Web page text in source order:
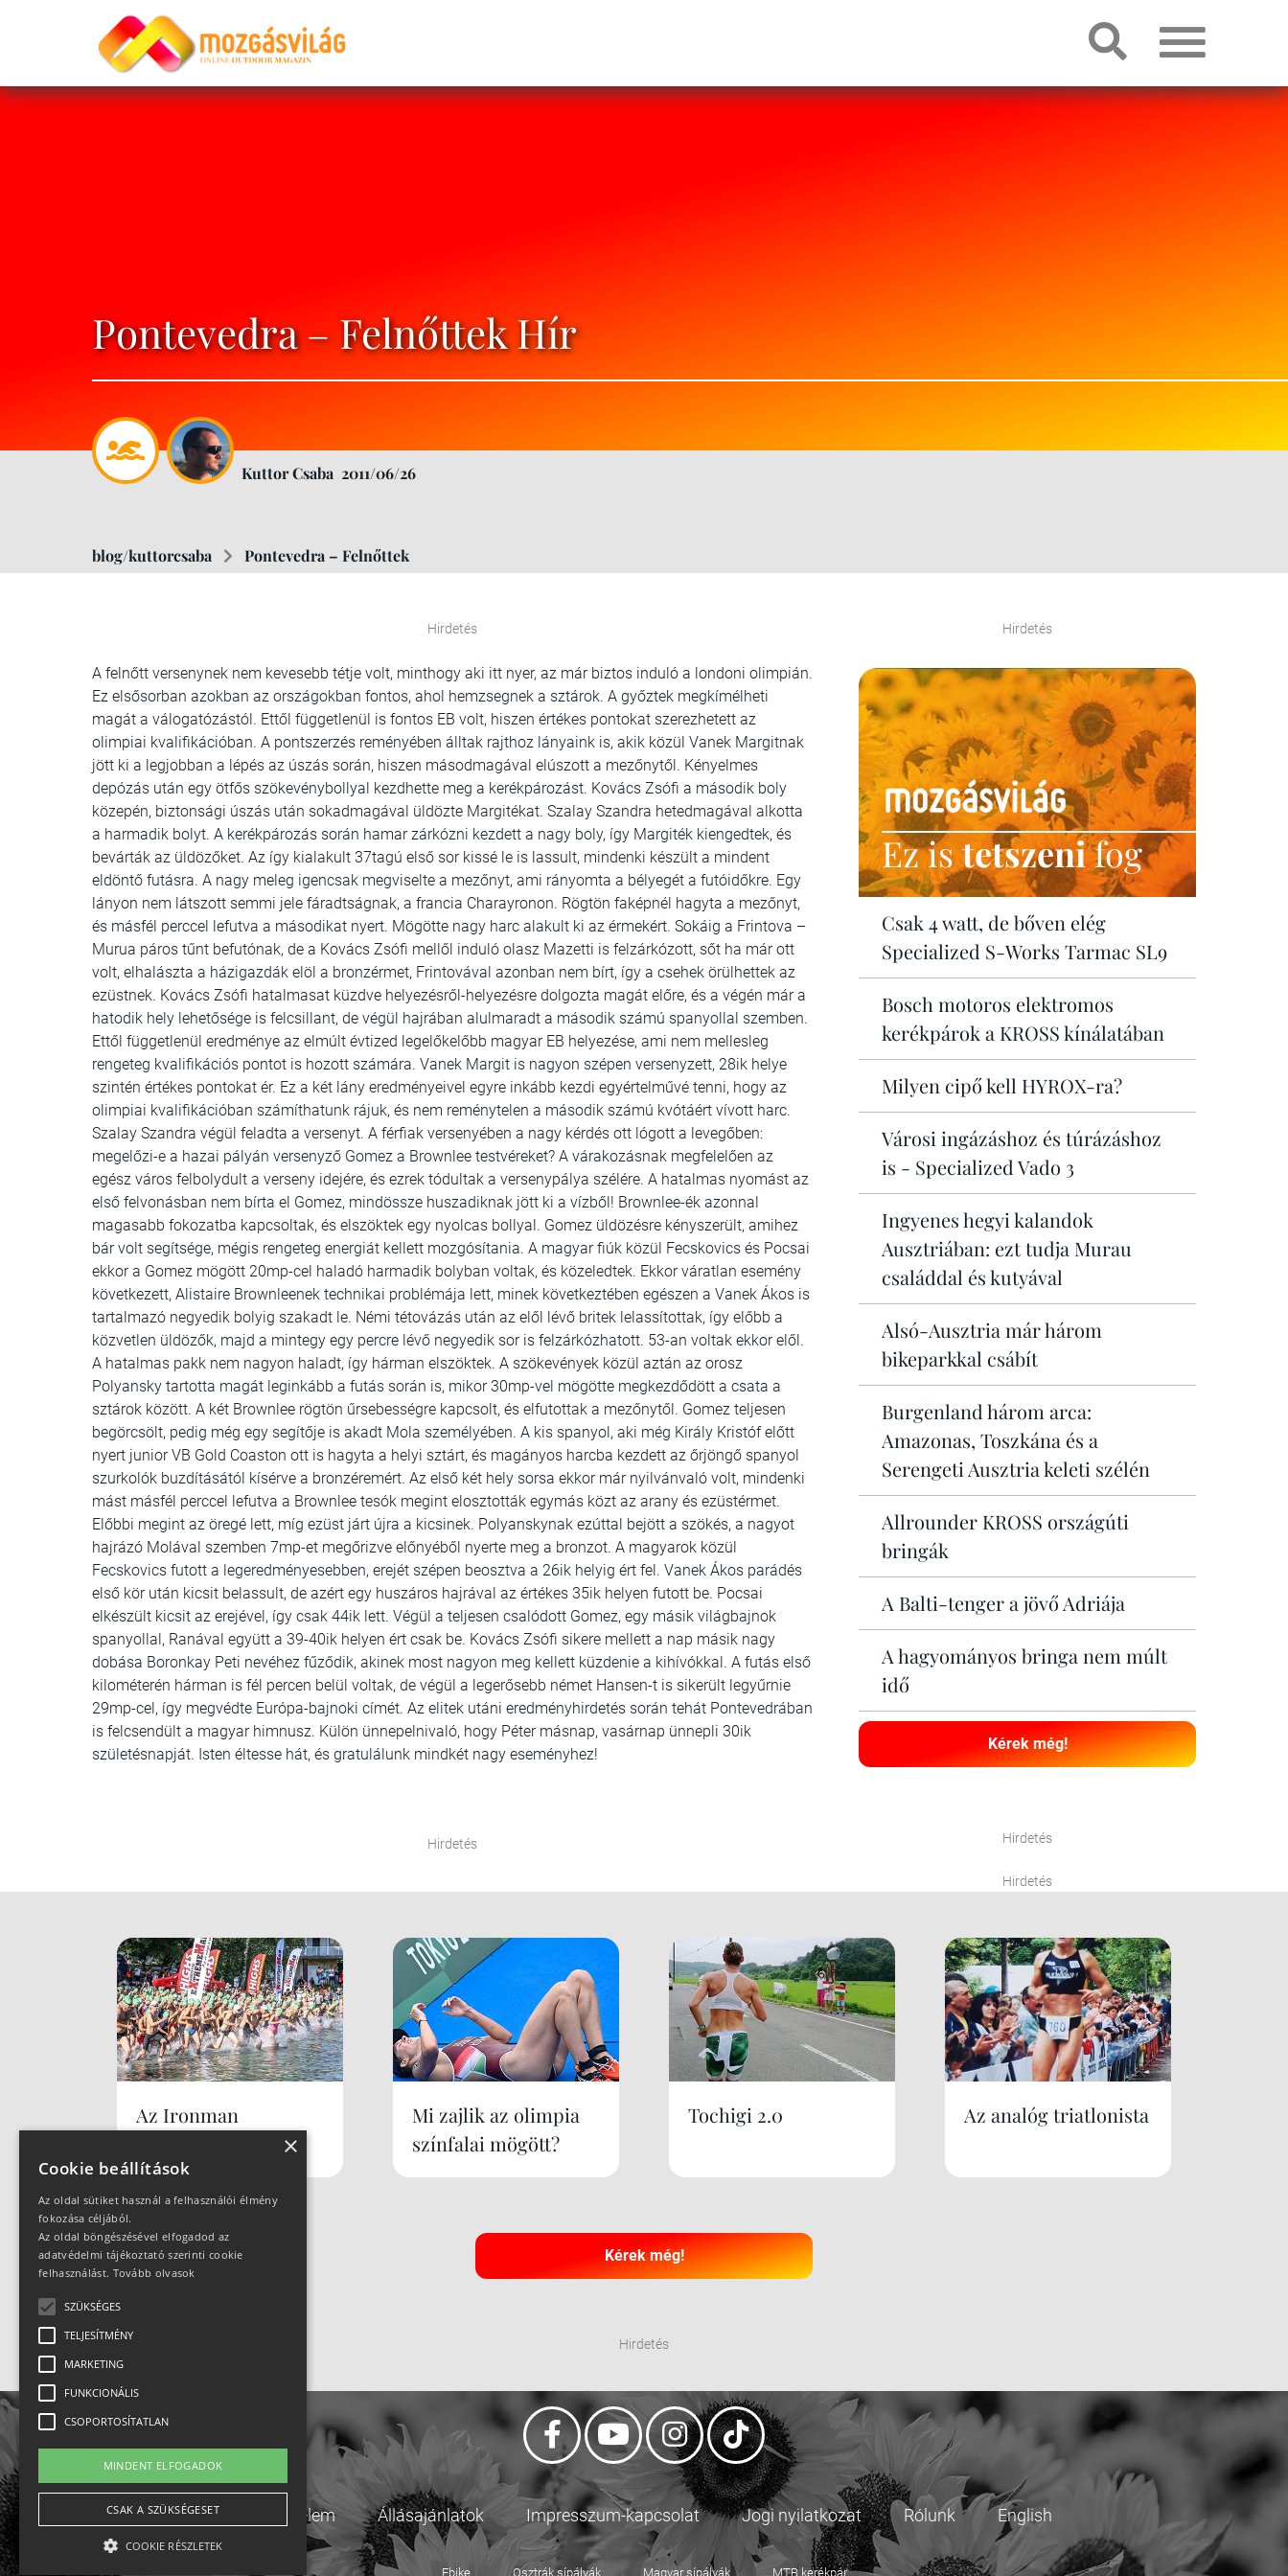
Pontevedra – Felnőttek Hír
Kuttor Csaba 2011/06/26
blog/kuttorcsaba Pontevedra – Felnőttek
Hirdetés
A felnőtt versenynek nem kevesebb tétje volt, minthogy aki itt nyer, az már biztos induló a londoni olimpián.
Ez elsősorban azokban az országokban fontos, ahol hemzsegnek a sztárok. A győztek megkímélheti
magát a válogatózástól. Ettől függetlenül is fontos EB volt, hiszen értékes pontokat szerezhetett az
olimpiai kvalifikációban. A pontszerzés reményében álltak rajthoz lányaink is, akik közül Vanek Margitnak
jött ki a legjobban a lépés az úszás során, hiszen másodmagával elúszott a mezőnytől. Kényelmes
depózás után egy ötfős szökevénybollyal kezdhette meg a kerékpározást. Kovács Zsófi a második boly
közepén, biztonsági úszás után sokadmagával üldözte Margitékat. Szalay Szandra hetedmagával alkotta
a harmadik bolyt. A kerékpározás során hamar zárkózni kezdett a nagy boly, így Margiték kiengedtek, és
bevárták az üldözőket. Az így kialakult 37tagú első sor kissé le is lassult, mindenki készült a mindent
eldöntő futásra. A nagy meleg igencsak megviselte a mezőnyt, ami rányomta a bélyegét a futóidőkre. Egy
lányon nem látszott semmi jele fáradtságnak, a francia Charayronon. Rögtön faképnél hagyta a mezőnyt,
és másfél perccel lefutva a másodikat nyert. Mögötte nagy harc alakult ki az érmekért. Sokáig a Frintova –
Murua páros tűnt befutónak, de a Kovács Zsófi mellől induló olasz Mazetti is felzárkózott, sőt ha már ott
volt, elhalászta a házigazdák elöl a bronzérmet, Frintovával azonban nem bírt, így a csehek örülhettek az
ezüstnek. Kovács Zsófi hatalmasat küzdve helyezésről-helyezésre dolgozta magát előre, és a végén már a
hatodik hely lehetősége is felcsillant, de végül hajrában alulmaradt a második számú spanyollal szemben.
Ettől függetlenül eredménye az elmúlt évtized legelőkelőbb magyar EB helyezése, ami nem mellesleg
rengeteg kvalifikációs pontot is hozott számára. Vanek Margit is nagyon szépen versenyzett, 28ik helye
szintén értékes pontokat ér. Ez a két lány eredményeivel egyre inkább kezdi egyértelművé tenni, hogy az
olimpiai kvalifikációban számíthatunk rájuk, és nem reménytelen a második számú kvótáért vívott harc.
Szalay Szandra végül feladta a versenyt. A férfiak versenyében a nagy kérdés ott lógott a levegőben:
megelőzi-e a hazai pályán versenyző Gomez a Brownlee testvéreket? A várakozásnak megfelelően az
egész város felbolydult a verseny idejére, és ezrek tódultak a versenypálya szélére. A hatalmas nyomást az
első felvonásban nem bírta el Gomez, mindössze huszadiknak jött ki a vízből! Brownlee-ék azonnal
magasabb fokozatba kapcsoltak, és elszöktek egy nyolcas bollyal. Gomez üldözésre kényszerült, amihez
bár volt segítsége, mégis rengeteg energiát kellett mozgósítania. A magyar fiúk közül Fecskovics és Pocsai
ekkor a Gomez mögött 20mp-cel haladó harmadik bolyban voltak, és közeledtek. Ekkor váratlan esemény
következett, Alistaire Brownleenek technikai problémája lett, minek következtében egészen a Vanek Ákos is
tartalmazó negyedik bolyig szakadt le. Némi tétovázás után az elől lévő britek lelassítottak, így előbb a
közvetlen üldözők, majd a mintegy egy percre lévő negyedik sor is felzárkózhatott. 53-an voltak ekkor elől.
A hatalmas pakk nem nagyon haladt, így hárman elszöktek. A szökevények közül aztán az orosz
Polyansky tartotta magát leginkább a futás során is, mikor 30mp-vel mögötte megkezdődött a csata a
sztárok között. A két Brownlee rögtön űrsebességre kapcsolt, és elfutottak a mezőnytől. Gomez teljesen
begörcsölt, pedig még egy segítője is akadt Mola személyében. A kis spanyol, aki még Király Kristóf előtt
nyert junior VB Gold Coaston ott is hagyta a helyi sztárt, és magányos harcba kezdett az őrjöngő spanyol
szurkolók buzdításától kísérve a bronzéremért. Az első két hely sorsa ekkor már nyilvánvaló volt, mindenki
mást másfél perccel lefutva a Brownlee tesók megint elosztották egymás közt az arany és ezüstérmet.
Előbbi megint az öregé lett, míg ezüst járt újra a kicsinek. Polyanskynak ezúttal bejött a szökés, a nagyot
hajrázó Molával szemben 7mp-et megőrizve előnyéből nyerte meg a bronzot. A magyarok közül
Fecskovics futott a legeredményesebben, erejét szépen beosztva a 26ik helyig ért fel. Vanek Ákos parádés
első kör után kicsit belassult, de azért egy huszáros hajrával az értékes 35ik helyen futott be. Pocsai
elkészült kicsit az erejével, így csak 44ik lett. Végül a teljesen csalódott Gomez, egy másik világbajnok
spanyollal, Ranával együtt a 39-40ik helyen ért csak be. Kovács Zsófi sikere mellett a nap másik nagy
dobása Boronkay Peti nevéhez fűződik, akinek most nagyon meg kellett küzdenie a kihívókkal. A futás első
kilométerén hárman is fél percen belül voltak, de végül a legerősebb német Hansen-t is sikerült legyűrnie
29mp-cel, így megvédte Európa-bajnoki címét. Az elitek utáni eredményhirdetés során tehát Pontevedrában
is felcsendült a magyar himnusz. Külön ünnepelnivaló, hogy Péter másnap, vasárnap ünnepli 30ik
születésnapját. Isten éltesse hát, és gratulálunk mindkét nagy eseményhez!
Hirdetés
Hirdetés
Ez istetszenifog
Csak 4 watt, de bőven elég
Specialized S-Works Tarmac SL9
Bosch motoros elektromos
kerékpárok a KROSS kínálatában
Milyen cipő kell HYROX-ra?
Városi ingázáshoz és túrázáshoz
is - Specialized Vado 3
Ingyenes hegyi kalandok
Ausztriában: ezt tudja Murau
családdal és kutyával
Alsó-Ausztria már három
bikeparkkal csábít
Burgenland három arca:
Amazonas, Toszkána és a
Serengeti Ausztria keleti szélén
Allrounder KROSS országúti
bringák
A Balti-tenger a jövő Adriája
A hagyományos bringa nem múlt
idő
Kérek még!
Hirdetés
Hirdetés
Az Ironman
Mi zajlik az olimpia
színfalai mögött?
Tochigi 2.0 Az analóg triatlonista
Kérek még!
Hirdetés
Adatvédelem Állásajánlatok Impresszum-kapcsolat Jogi nyilatkozat Rólunk English
Ebike Osztrák sípályák Magyar sípályák MTB kerékpár
×
Cookie beállítások
Az oldal sütiket használ a felhasználói élmény
fokozása céljából.
Az oldal böngészésével elfogadod az
adatvédelmi tájékoztató szerinti cookie
felhasználást. Tovább olvasok
SZÜKSÉGES
TELJESÍTMÉNY
MARKETING
FUNKCIONÁLIS
CSOPORTOSÍTATLAN
MINDENT ELFOGADOK
CSAK A SZÜKSÉGESET
COOKIE RÉSZLETEK